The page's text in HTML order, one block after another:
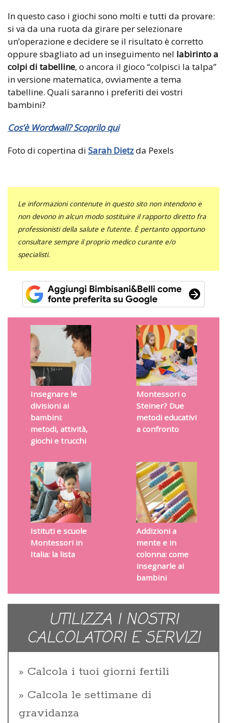
In questo caso i giochi sono molti e tutti da provare:
si va da una ruota da girare per selezionare
un’operazione e decidere se il risultato è corretto
oppure sbagliato ad un inseguimento nel labirinto a
colpi di tabelline, o ancora il gioco “colpisci la talpa”
in versione matematica, ovviamente a tema
tabelline. Quali saranno i preferiti dei vostri
bambini?
Cos’è Wordwall? Scoprilo qui
Foto di copertina di Sarah Dietzda Pexels
Le informazioni contenute in questo sito non intendono e
non devono in alcun modo sostituire il rapporto diretto fra
professionisti della salute e l’utente. È pertanto opportuno
consultare sempre il proprio medico curante e/o
specialisti.
Insegnare le
divisioni ai
bambini:
metodi, attività,
giochi e trucchi
Montessori o
Steiner? Due
metodi educativi
a confronto
Istituti e scuole
Montessori in
Italia: la lista
Addizioni a
mente e in
colonna: come
insegnarle ai
bambini
UTILIZZA I NOSTRI
CALCOLATORI E SERVIZI
Calcola i tuoi giorni fertili
Calcola le settimane di
gravidanza